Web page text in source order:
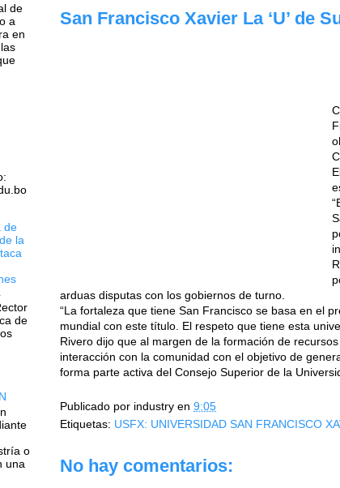
San Francisco Xavier La ‘U’ de
arduas disputas con los gobiernos de turno.
“La fortaleza que tiene San Francisco se basa en el
mundial con este título. El respeto que tiene esta
Rivero dijo que al margen de la formación de
interacción con la comunidad con el objetivo de
forma parte activa del Consejo Superior de la
Publicado por industry en 9:05
Etiquetas: USFX: UNIVERSIDAD SAN FRANCISCO
No hay comentarios:
de
a
en
de
la
de
o
una